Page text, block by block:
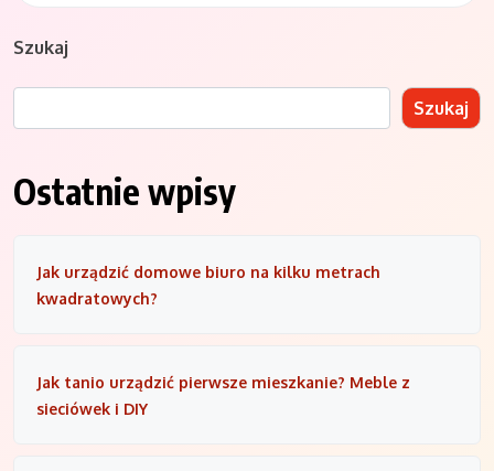
Szukaj
Szukaj
Ostatnie wpisy
Jak urządzić domowe biuro na kilku metrach
kwadratowych?
Jak tanio urządzić pierwsze mieszkanie? Meble z
sieciówek i DIY